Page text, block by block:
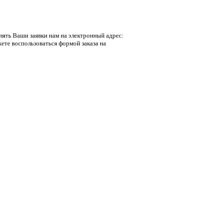
Ваши заявки нам на электронный адрес:
воспользоваться формой заказа на